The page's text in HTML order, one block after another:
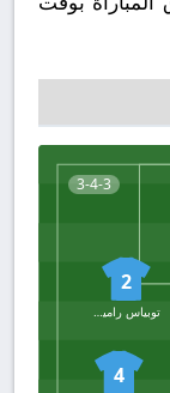
3-4-3
2
توبياس راميريز
4